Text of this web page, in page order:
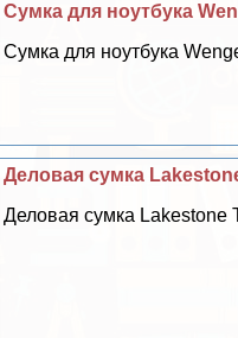
Сумка для ноутбука
Сумка для ноутбука
Деловая сумка
Деловая сумка Lakestone